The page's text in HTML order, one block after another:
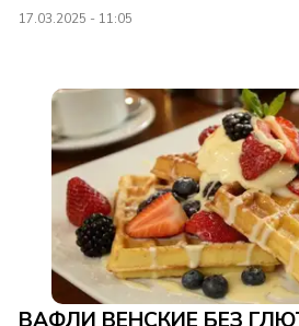
17.03.2025 - 11:05